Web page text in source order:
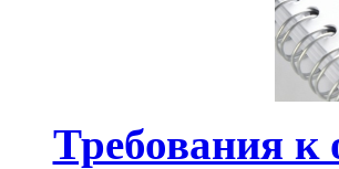
Требования к